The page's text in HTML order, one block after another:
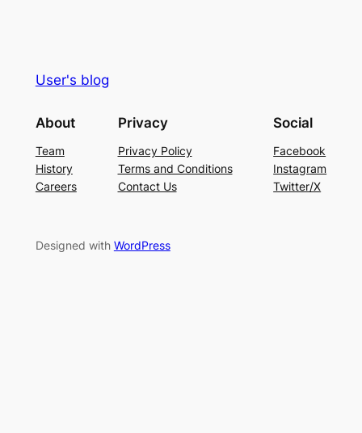
User's blog
About
Team
History
Careers
Privacy
Privacy Policy
Terms and Conditions
Contact Us
Social
Facebook
Instagram
Twitter/X
Designed with WordPress